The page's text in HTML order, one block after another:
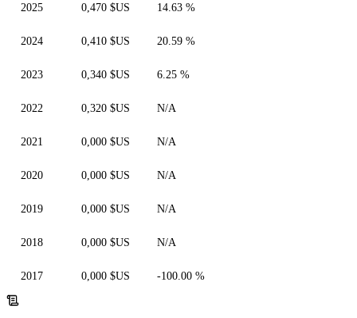
2025 0,470 $US 14.63 %
2024 0,410 $US 20.59 %
2023 0,340 $US 6.25 %
2022 0,320 $US N/A
2021 0,000 $US N/A
2020 0,000 $US N/A
2019 0,000 $US N/A
2018 0,000 $US N/A
2017 0,000 $US -100.00 %